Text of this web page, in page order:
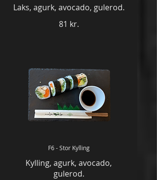
Laks, agurk, avocado, gulerod.
81 kr.
F6 - Stor Kylling
Kylling, agurk, avocado,
gulerod.